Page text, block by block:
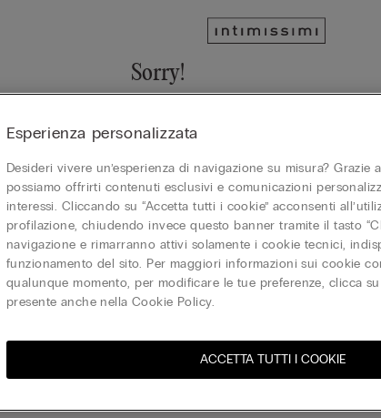
Sorry!
Gift Card
Iscriviti alla newsletter
Esperienza personalizzata
Desideri vivere un’esperienza di navigazione su misura?
possiamo offrirti contenuti esclusivi e comunicazioni
interessi. Cliccando su “Accetta tutti i cookie” acconsenti
profilazione, chiudendo invece questo banner tramite il tasto
navigazione e rimarranno attivi solamente i cookie tecnici,
funzionamento del sito. Per maggiori informazioni sui cookie
qualunque momento, per modificare le tue preferenze, clicca su
presente anche nella Cookie Policy.
ACCETTA TUTTI I COOKIE